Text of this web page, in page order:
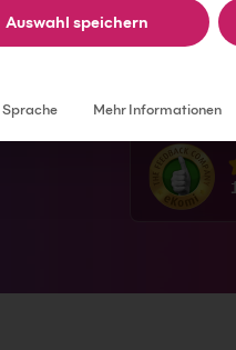
Auswahl speichern
Sprache Mehr Informationen